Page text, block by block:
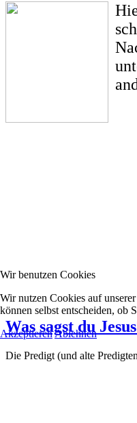
Was sagst du
Die Predigt (und alte
Wir benutzen Cookies
Wir nutzen Cookies auf
können selbst entscheiden, ob
AkzeptierenAblehnen